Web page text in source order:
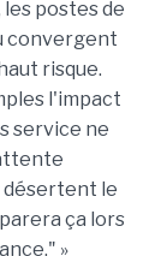
les postes de
convergent
risque.
l'impact
service ne
le
ça lors
»